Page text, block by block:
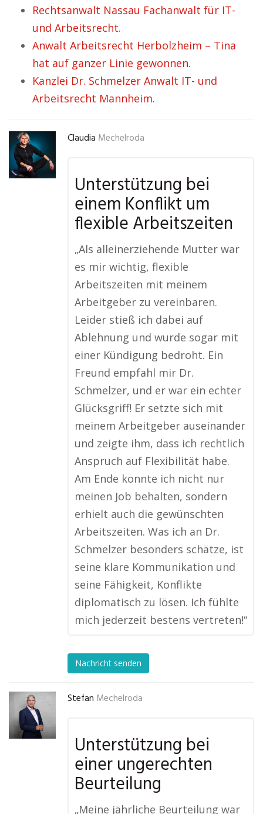
Rechtsanwalt Nassau Fachanwalt für IT-
und Arbeitsrecht.
Anwalt Arbeitsrecht Herbolzheim – Tina
hat auf ganzer Linie gewonnen.
Kanzlei Dr. Schmelzer Anwalt IT- und
Arbeitsrecht Mannheim.
Claudia Mechelroda
Unterstützung bei
einem Konflikt um
flexible Arbeitszeiten
„Als alleinerziehende Mutter war
es mir wichtig, flexible
Arbeitszeiten mit meinem
Arbeitgeber zu vereinbaren.
Leider stieß ich dabei auf
Ablehnung und wurde sogar mit
einer Kündigung bedroht. Ein
Freund empfahl mir Dr.
Schmelzer, und er war ein echter
Glücksgriff! Er setzte sich mit
meinem Arbeitgeber auseinander
und zeigte ihm, dass ich rechtlich
Anspruch auf Flexibilität habe.
Am Ende konnte ich nicht nur
meinen Job behalten, sondern
erhielt auch die gewünschten
Arbeitszeiten. Was ich an Dr.
Schmelzer besonders schätze, ist
seine klare Kommunikation und
seine Fähigkeit, Konflikte
diplomatisch zu lösen. Ich fühlte
mich jederzeit bestens vertreten!“
Nachricht senden
Stefan Mechelroda
Unterstützung bei
einer ungerechten
Beurteilung
„Meine jährliche Beurteilung war